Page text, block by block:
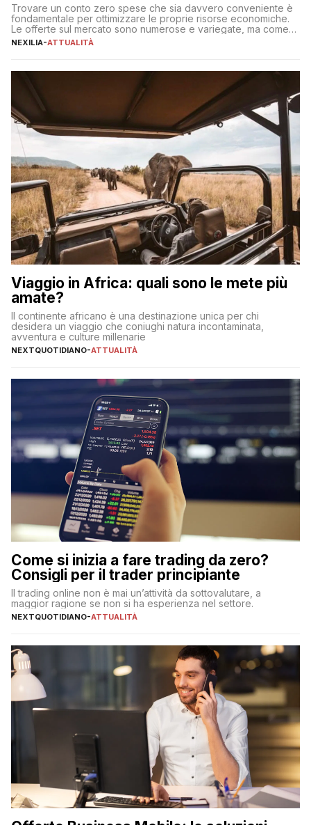
Trovare un conto zero spese che sia davvero conveniente è
fondamentale per ottimizzare le proprie risorse economiche.
Le offerte sul mercato sono numerose e variegate, ma come
individuare quella più adatta alle proprie esigenze senza
sul […]
NEXILIA-ATTUALITÀ
Viaggio in Africa: quali sono le mete più
amate?
Il continente africano è una destinazione unica per chi
desidera un viaggio che coniughi natura incontaminata,
avventura e culture millenarie
NEXTQUOTIDIANO-ATTUALITÀ
Come si inizia a fare trading da zero?
Consigli per il trader principiante
Il trading online non è mai un’attività da sottovalutare, a
maggior ragione se non si ha esperienza nel settore.
NEXTQUOTIDIANO-ATTUALITÀ